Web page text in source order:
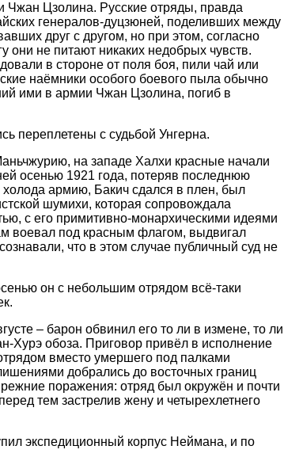
Чжан Цзолина. Русские отряды, правда
генералов-дуцзюней, поделивших между
друг с другом, но при этом, согласно
они не питают никаких недобрых чувств.
в стороне от поля боя, пили чай или
наёмники особого боевого пыла обычно
ими в армии Чжан Цзолина, погиб в
переплетены с судьбой Унгерна.
на западе Халхи красные начали
осенью 1921 года, потеряв последнюю
армию, Бакич сдался в плен, был
шумихи, которая сопровождала
с его примитивно-монархическими идеями
воевал под красным флагом, выдвигал
что в этом случае публичный суд не
он с небольшим отрядом всё-таки
– барон обвинил его то ли в измене, то ли
Хурэ обоза. Приговор привёл в исполнение
вместо умершего под палками
добрались до восточных границ
поражения: отряд был окружён и почти
тем застрелив жену и четырехлетнего
экспедиционный корпус Неймана, и по